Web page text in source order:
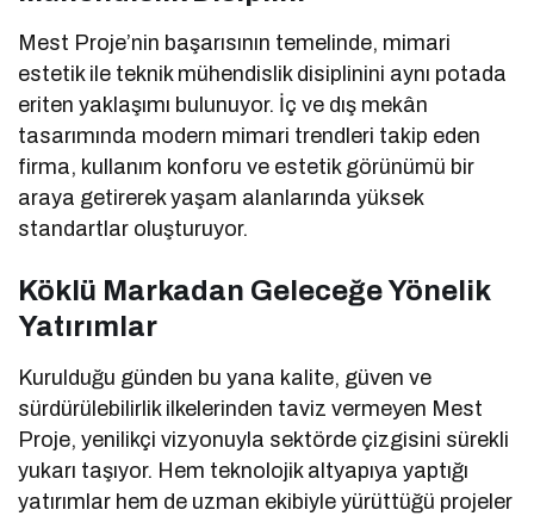
Mest Proje’nin başarısının temelinde, mimari
estetik ile teknik mühendislik disiplinini aynı potada
eriten yaklaşımı bulunuyor. İç ve dış mekân
tasarımında modern mimari trendleri takip eden
firma, kullanım konforu ve estetik görünümü bir
araya getirerek yaşam alanlarında yüksek
standartlar oluşturuyor.
Köklü Markadan Geleceğe Yönelik
Yatırımlar
Kurulduğu günden bu yana kalite, güven ve
sürdürülebilirlik ilkelerinden taviz vermeyen Mest
Proje, yenilikçi vizyonuyla sektörde çizgisini sürekli
yukarı taşıyor. Hem teknolojik altyapıya yaptığı
yatırımlar hem de uzman ekibiyle yürüttüğü projeler